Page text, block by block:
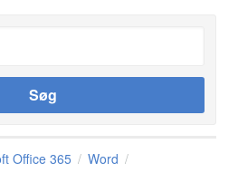
Office 365
Word